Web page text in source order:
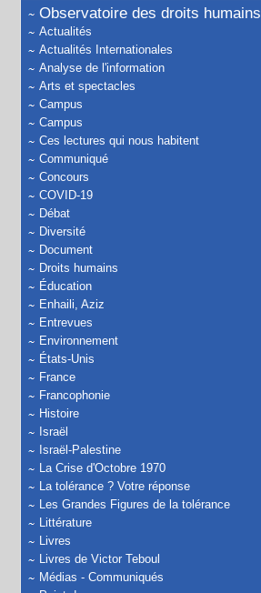
Observatoire des droits humains
Actualités
Actualités Internationales
Analyse de l'information
Arts et spectacles
Campus
Campus
Ces lectures qui nous habitent
Communiqué
Concours
COVID-19
Débat
Diversité
Document
Droits humains
Éducation
Enhaili, Aziz
Entrevues
Environnement
États-Unis
France
Francophonie
Histoire
Israël
Israël-Palestine
La Crise d'Octobre 1970
La tolérance ? Votre réponse
Les Grandes Figures de la tolérance
Littérature
Livres
Livres de Victor Teboul
Médias - Communiqués